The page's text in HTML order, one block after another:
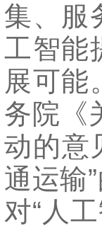
集、服
工智能
展可能
务院《
动的意
通运输
对“人